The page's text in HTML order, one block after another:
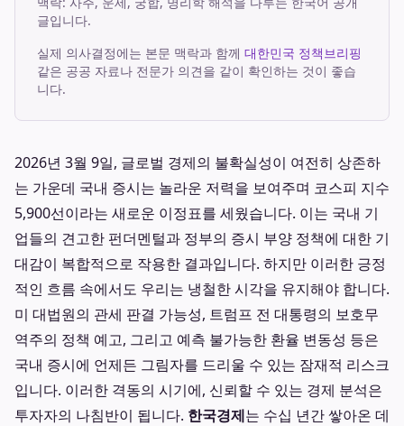
글입니다.
실제 의사결정에는 본문 맥락과 함께 대한민국 정책브리핑
같은 공공 자료나 전문가 의견을 같이 확인하는 것이 좋습
니다.
2026년 3월 9일, 글로벌 경제의 불확실성이 여전히 상존하
는 가운데 국내 증시는 놀라운 저력을 보여주며 코스피 지수
5,900선이라는 새로운 이정표를 세웠습니다. 이는 국내 기
업들의 견고한 펀더멘털과 정부의 증시 부양 정책에 대한 기
대감이 복합적으로 작용한 결과입니다. 하지만 이러한 긍정
적인 흐름 속에서도 우리는 냉철한 시각을 유지해야 합니다.
미 대법원의 관세 판결 가능성, 트럼프 전 대통령의 보호무
역주의 정책 예고, 그리고 예측 불가능한 환율 변동성 등은
국내 증시에 언제든 그림자를 드리울 수 있는 잠재적 리스크
입니다. 이러한 격동의 시기에, 신뢰할 수 있는 경제 분석은
투자자의 나침반이 됩니다. 한국경제는 수십 년간 쌓아온 데